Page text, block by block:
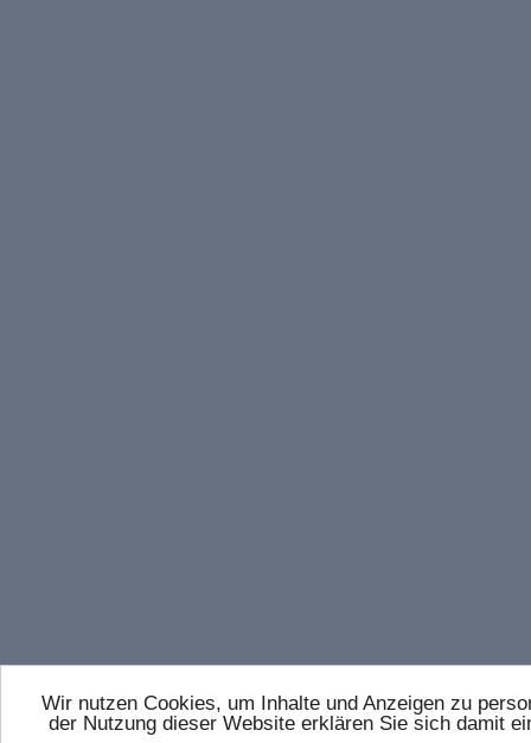
Wir nutzen Cookies, um Inhalte und Anzeigen zu
der Nutzung dieser Website erklären Sie sich damit